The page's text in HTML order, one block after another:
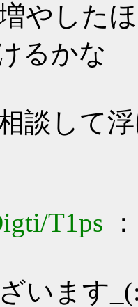
やした
るかな
談して
T1ps
います